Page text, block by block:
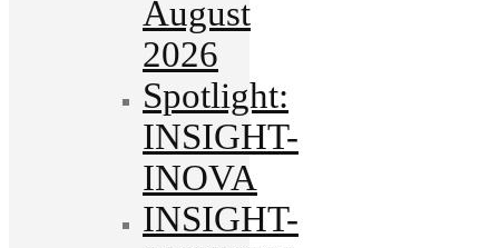
August
2026
Spotlight:
INSIGHT-
INOVA
INSIGHT-